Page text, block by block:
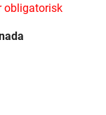
obligatorisk